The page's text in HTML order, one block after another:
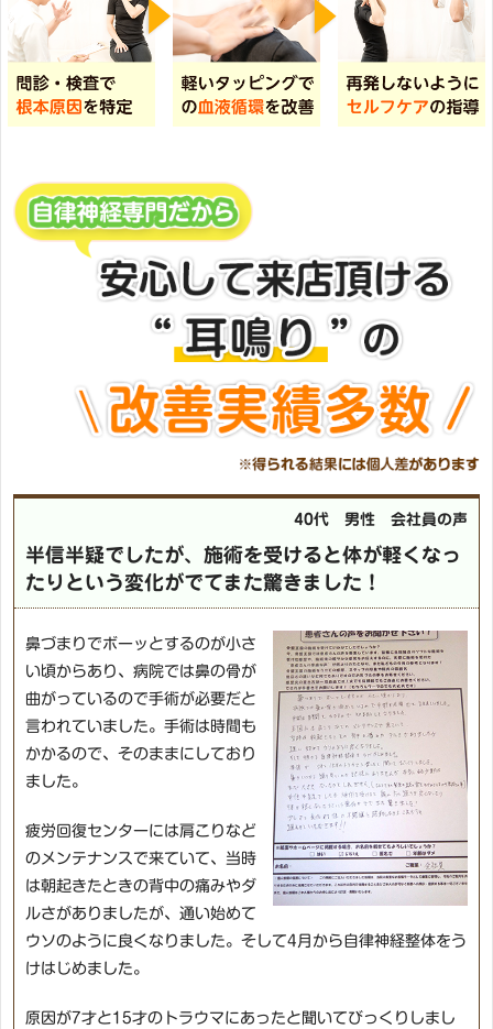
40代 男性 会社員の声
半信半疑でしたが、施術を受けると体が軽くなっ
たりという変化がでてまた驚きました！
鼻づまりでボーッとするのが小さ
い頃からあり、病院では鼻の骨が
曲がっているので手術が必要だと
言われていました。手術は時間も
かかるので、そのままにしており
ました。
疲労回復センターには肩こりなど
のメンテナンスで来ていて、当時
は朝起きたときの背中の痛みやダ
ルさがありましたが、通い始めて
ウソのように良くなりました。そして4月から自律神経整体をう
けはじめました。
原因が7才と15才のトラウマにあったと聞いてびっくりしまし